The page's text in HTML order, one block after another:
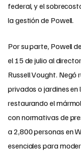
federal, y el
la gestión de Powell.
Por su parte, Powell
el 15 de julio al
Russell Vought. Negó
privados o jardines
restaurando el
con normativas de
a 2,800 personas en
esenciales para